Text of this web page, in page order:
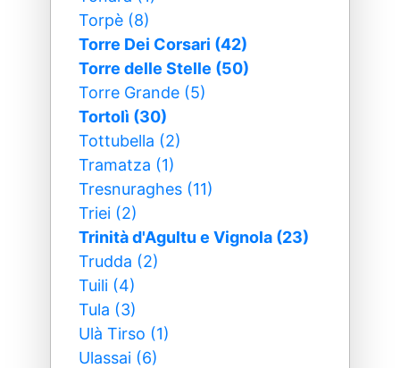
Torpè (8)
Torre Dei Corsari (42)
Torre delle Stelle (50)
Torre Grande (5)
Tortolì (30)
Tottubella (2)
Tramatza (1)
Tresnuraghes (11)
Triei (2)
Trinità d'Agultu e Vignola (23)
Trudda (2)
Tuili (4)
Tula (3)
Ulà Tirso (1)
Ulassai (6)